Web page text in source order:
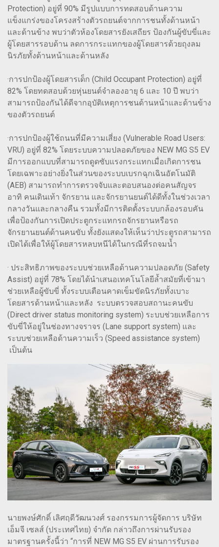
Protection) อยู่ที่ 90% มีรูปแบบการทดสอบด้านความ
แข็งแกร่งของโครงสร้างตัวรถยนต์จากการชนทั้งด้านหน้า
และด้านข้าง พบว่าตัวห้องโดยสารยังเสถียร ป้องกันผู้ขับขี่และ
ผู้โดยสารรอบด้าน ลดการกระแทกของผู้โดยสารด้วยถุงลม
นิรภัยทั้งด้านหน้าและด้านหลัง
·การปกป้องผู้โดยสารเด็ก (Child Occupant Protection) อยู่ที่
82% โดยทดสอบด้วยหุ่นยนต์จำลองอายุ 6 และ 10 ปี พบว่า
สามารถป้องกันได้ดีจากอุบัติเหตุการชนด้านหน้าและด้านข้าง
ของตัวรถยนต์
·การปกป้องผู้ใช้ถนนที่มีความเสี่ยง (Vulnerable Road Users:
VRU) อยู่ที่ 82% โดยระบบความปลอดภัยของ NEW MG S5 EV
มีการออกแบบที่สามารถดูดซับแรงกระแทกเมื่อเกิดการชน
โดยเฉพาะอย่างยิ่งในส่วนของระบบเบรกฉุกเฉินอัตโนมัติ
(AEB) สามารถทำการตรวจจับและตอบสนองต่อคนสัญจร
อาทิ คนเดินเท้า จักรยาน และจักรยานยนต์ได้ดีทั้งในช่วงเวลา
กลางวันและกลางคืน รวมทั้งมีการติดตั้งระบบกล้องรอบคัน
เพื่อป้องกันการเปิดประตูกระแทกรถจักรยานหรือรถ
จักรยานยนต์ด้านคนขับ ทั้งยังแสดงให้เห็นว่าประตูรถสามารถ
เปิดได้เพื่อให้ผู้โดยสารหลบหนีได้ในกรณีที่รถจมน้ำ
· ประสิทธิภาพของระบบช่วยเหลือด้านความปลอดภัย (Safety
Assist) อยู่ที่ 78% โดยได้นำเสนอเทคโนโลยีล้ำสมัยที่เข้ามา
ช่วยเหลือผู้ขับขี่ ทั้งระบบเตือนคาดเข็มขัดนิรภัยทั้งเบาะ
โดยสารด้านหน้าและหลัง ระบบตรวจสอบสถานะคนขับ
(Direct driver status monitoring system) ระบบช่วยเหลือการ
ขับขี่ให้อยู่ในช่องทางจราจร (Lane support system) และ
ระบบช่วยเหลือด้านความเร็ว (Speed assistance system)
เป็นต้น
นายพงษ์ศักดิ์ เลิศฤดีวัฒนวงศ์ รองกรรมการผู้จัดการ บริษัท
เอ็มจี เซลส์ (ประเทศไทย) จำกัด กล่าวถึงการผ่านรับรอง
มาตรฐานครั้งนี้ว่า “การที่ NEW MG S5 EV ผ่านการรับรอง